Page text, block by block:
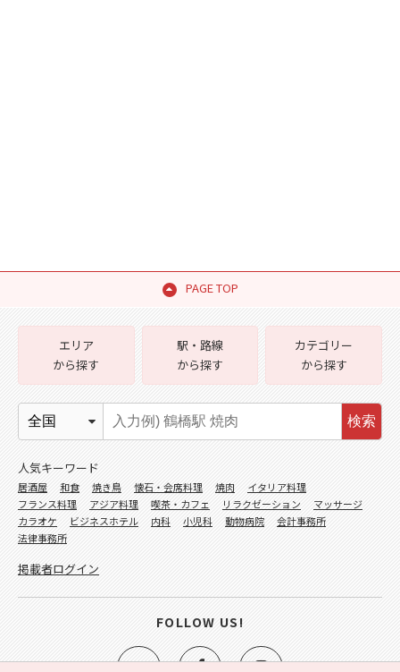
PAGE TOP
エリア
から探す
駅・路線
から探す
カテゴリー
から探す
検索
人気キーワード
居酒屋 和食 焼き鳥 懐石・会席料理 焼肉
イタリア料理
フランス料理
アジア料理 喫茶・カフェ リラクゼーション
マッサージ
カラオケ
ビジネスホテル 内科 小児科 動物病院
会計事務所
法律事務所
掲載者ログイン
FOLLOW US!